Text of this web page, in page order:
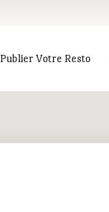
Publier Votre Resto